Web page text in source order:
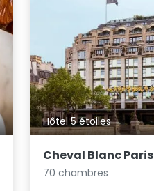
Hôtel 5 étoiles
Cheval Blanc Paris
70 chambres